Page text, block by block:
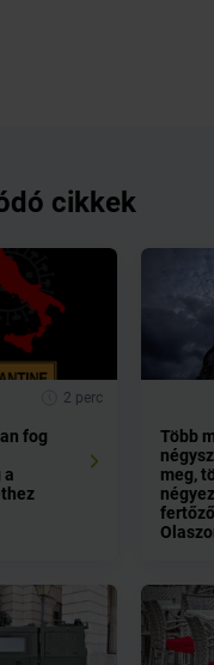
cikkek
2 perc
fog
a
Több
meg,